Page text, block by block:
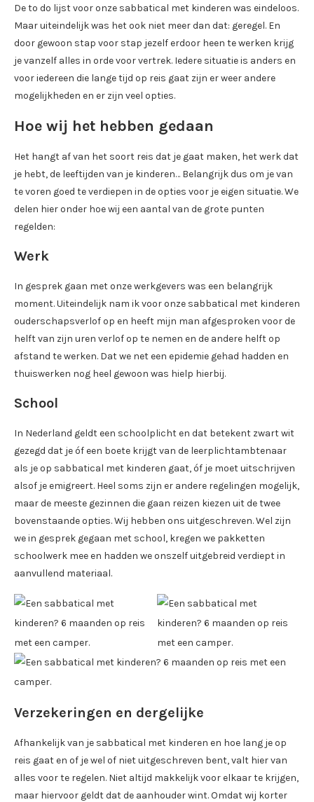
De to do lijst voor onze sabbatical met kinderen was eindeloos.
Maar uiteindelijk was het ook niet meer dan dat: geregel. En
door gewoon stap voor stap jezelf erdoor heen te werken krijg
je vanzelf alles in orde voor vertrek. Iedere situatie is anders en
voor iedereen die lange tijd op reis gaat zijn er weer andere
mogelijkheden en er zijn veel opties.
Hoe wij het hebben gedaan
Het hangt af van het soort reis dat je gaat maken, het werk dat
je hebt, de leeftijden van je kinderen… Belangrijk dus om je van
te voren goed te verdiepen in de opties voor je eigen situatie. We
delen hier onder hoe wij een aantal van de grote punten
regelden:
Werk
In gesprek gaan met onze werkgevers was een belangrijk
moment. Uiteindelijk nam ik voor onze sabbatical met kinderen
ouderschapsverlof op en heeft mijn man afgesproken voor de
helft van zijn uren verlof op te nemen en de andere helft op
afstand te werken. Dat we net een epidemie gehad hadden en
thuiswerken nog heel gewoon was hielp hierbij.
School
In Nederland geldt een schoolplicht en dat betekent zwart wit
gezegd dat je óf een boete krijgt van de leerplichtambtenaar
als je op sabbatical met kinderen gaat, óf je moet uitschrijven
alsof je emigreert. Heel soms zijn er andere regelingen mogelijk,
maar de meeste gezinnen die gaan reizen kiezen uit de twee
bovenstaande opties. Wij hebben ons uitgeschreven. Wel zijn
we in gesprek gegaan met school, kregen we pakketten
schoolwerk mee en hadden we onszelf uitgebreid verdiept in
aanvullend materiaal.
Verzekeringen en dergelijke
Afhankelijk van je sabbatical met kinderen en hoe lang je op
reis gaat en of je wel of niet uitgeschreven bent, valt hier van
alles voor te regelen. Niet altijd makkelijk voor elkaar te krijgen,
maar hiervoor geldt dat de aanhouder wint. Omdat wij korter